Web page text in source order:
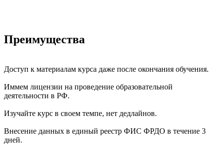
Преимущества
Доступ к материалам курса даже после окончания обучения.
Иммем лицензии на проведение образовательной
деятельности в РФ.
Изучайте курс в своем темпе, нет дедлайнов.
Внесение данных в единый реестр ФИС ФРДО в течение 3
дней.